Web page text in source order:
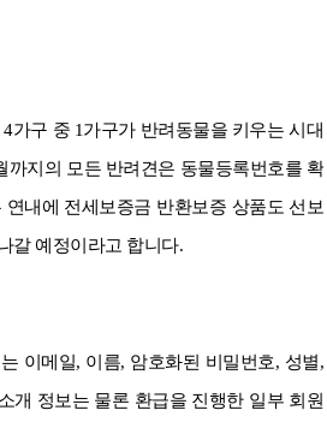
가구 중 1가구가 반려동물을 키우는 시대
까지의 모든 반려견은 동물등록번호를 확
내에 전세보증금 반환보증 상품도 선보
갈 예정이라고 합니다.
이메일, 이름, 암호화된 비밀번호, 성별,
개 정보는 물론 환급을 진행한 일부 회원